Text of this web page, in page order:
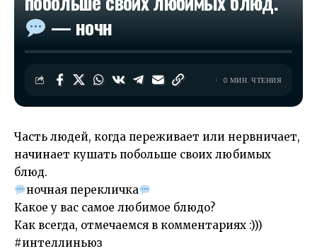
— ночн
0 МИН. ЧТЕНИЯ
Часть людей, когда переживает или нервничает,
начинает кушать побольше своих любимых
блюд.
ночная перекличка
Какое у вас самое любимое блюдо?
Как всегда, отмечаемся в комментариях :)))
#интеллиньюз